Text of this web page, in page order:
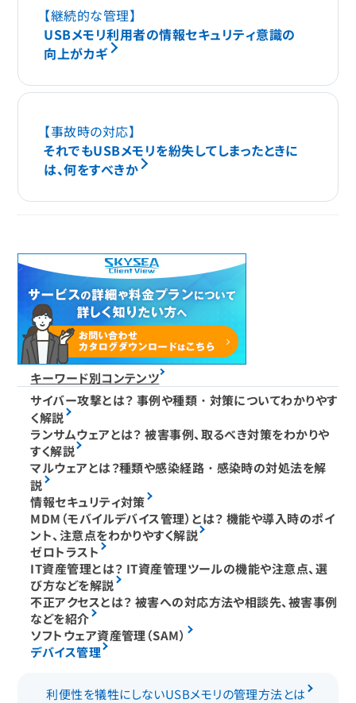
【継続的な管理】
USBメモリ利用者の情報セキュリティ意識の
向上がカギ
【事故時の対応】
それでもUSBメモリを紛失してしまったときに
は、何をすべきか
キーワード別コンテンツ
サイバー攻撃とは？ 事例や種類・対策についてわかりやす
く解説
ランサムウェアとは？ 被害事例、取るべき対策をわかりや
すく解説
マルウェアとは？種類や感染経路・感染時の対処法を解
説
情報セキュリティ対策
MDM（モバイルデバイス管理）とは？ 機能や導入時のポイ
ント、注意点をわかりやすく解説
ゼロトラスト
IT資産管理とは？ IT資産管理ツールの機能や注意点、選
び方などを解説
不正アクセスとは？ 被害への対応方法や相談先、被害事例
などを紹介
ソフトウェア資産管理（SAM）
デバイス管理
利便性を犠牲にしないUSBメモリの管理方法とは